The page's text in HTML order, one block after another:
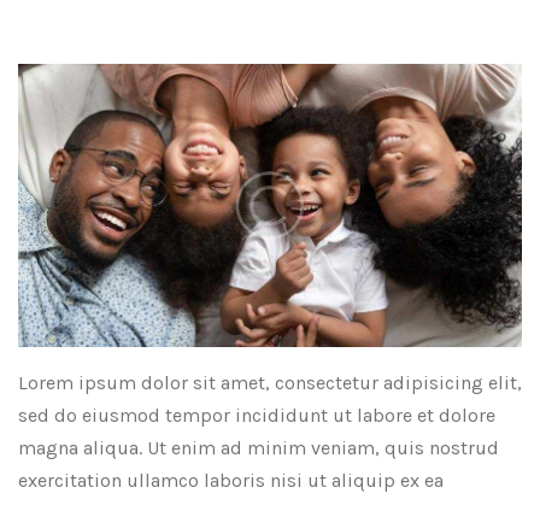
Lorem ipsum dolor sit amet, consectetur adipisicing elit,
sed do eiusmod tempor incididunt ut labore et dolore
magna aliqua. Ut enim ad minim veniam, quis nostrud
exercitation ullamco laboris nisi ut aliquip ex ea